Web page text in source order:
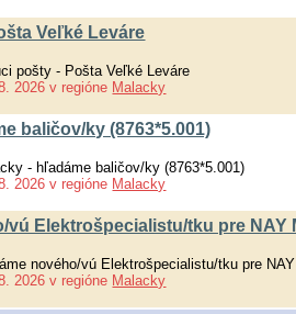
Veľké Leváre
pošty - Pošta Veľké Leváre
2026 v regióne Malacky
baličov/ky (8763*5.001)
- hľadáme baličov/ky (8763*5.001)
2026 v regióne Malacky
vú Elektrošpecialistu/tku pre NAY
nového/vú Elektrošpecialistu/tku pre
2026 v regióne Malacky